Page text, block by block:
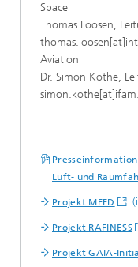
Space
Thomas Loosen,
Aviation
Dr. Simon Kothe,
Luft- und
Projekt MFFD
Projekt RAFINESS
Projekt GAIA-